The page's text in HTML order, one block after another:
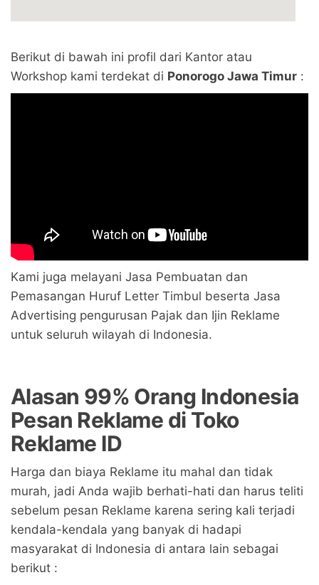
Berikut di bawah ini profil dari Kantor atau
Workshop kami terdekat di Ponorogo Jawa Timur :
Kami juga melayani Jasa Pembuatan dan
Pemasangan Huruf Letter Timbul beserta Jasa
Advertising pengurusan Pajak dan Ijin Reklame
untuk seluruh wilayah di Indonesia.
Alasan 99% Orang Indonesia
Pesan Reklame di Toko
Reklame ID
Harga dan biaya Reklame itu mahal dan tidak
murah, jadi Anda wajib berhati-hati dan harus teliti
sebelum pesan Reklame karena sering kali terjadi
kendala-kendala yang banyak di hadapi
masyarakat di Indonesia di antara lain sebagai
berikut :